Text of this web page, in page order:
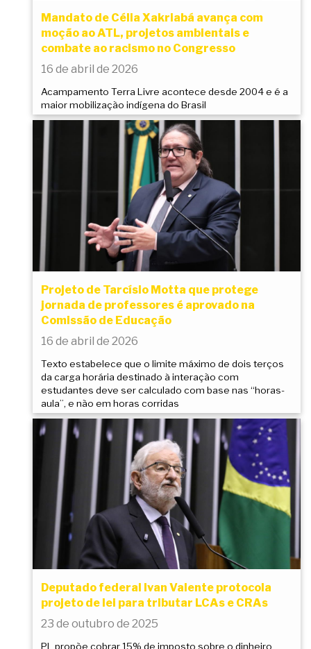
Mandato de Célia Xakriabá avança com
moção ao ATL, projetos ambientais e
combate ao racismo no Congresso
16 de abril de 2026
Acampamento Terra Livre acontece desde 2004 e é a
maior mobilização indígena do Brasil
Projeto de Tarcísio Motta que protege
jornada de professores é aprovado na
Comissão de Educação
16 de abril de 2026
Texto estabelece que o limite máximo de dois terços
da carga horária destinado à interação com
estudantes deve ser calculado com base nas “horas-
aula”, e não em horas corridas
Deputado federal Ivan Valente protocola
projeto de lei para tributar LCAs e CRAs
23 de outubro de 2025
PL propõe cobrar 15% de imposto sobre o dinheiro